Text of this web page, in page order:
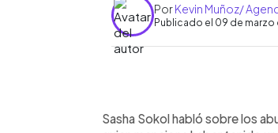
PorKevin Muñoz/
Publicado el 09 de marzo
► Escuchar artículo
Sasha Sokol habló sobre los